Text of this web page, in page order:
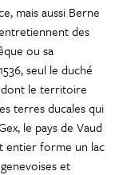
mais aussi Berne
des
ou sa
seul le duché
dont le territoire
terres ducales qui
le pays de Vaud
entier forme un lac
et